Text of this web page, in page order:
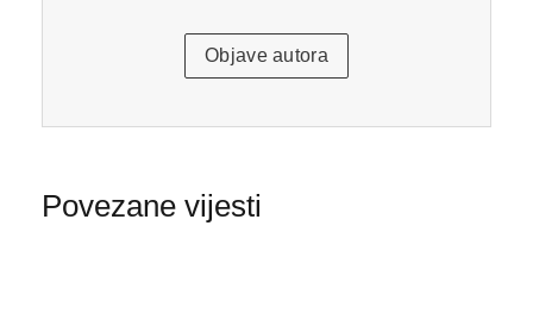
Objave autora
Povezane vijesti